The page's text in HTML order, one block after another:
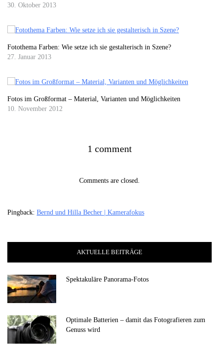
30. Oktober 2013
Fotothema Farben: Wie setze ich sie gestalterisch in Szene?
27. Januar 2013
Fotos im Großformat – Material, Varianten und Möglichkeiten
10. November 2012
1 comment
Comments are closed.
Pingback: Bernd und Hilla Becher | Kamerafokus
AKTUELLE BEITRÄGE
Spektakuläre Panorama-Fotos
Optimale Batterien – damit das Fotografieren zum
Genuss wird